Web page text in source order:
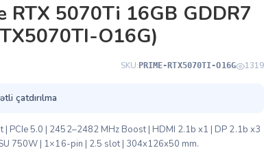
RTX 5070Ti 16GB GDDR7
O16G)
SKU:PRIME-RTX5070TI-O16G 1319
çatdırılma
PCIe 5.0 | 2452–2482 MHz Boost | HDMI 2.1b x1 | DP 2.1b x3
750W | 1×16-pin | 2.5 slot | 304x126x50 mm.